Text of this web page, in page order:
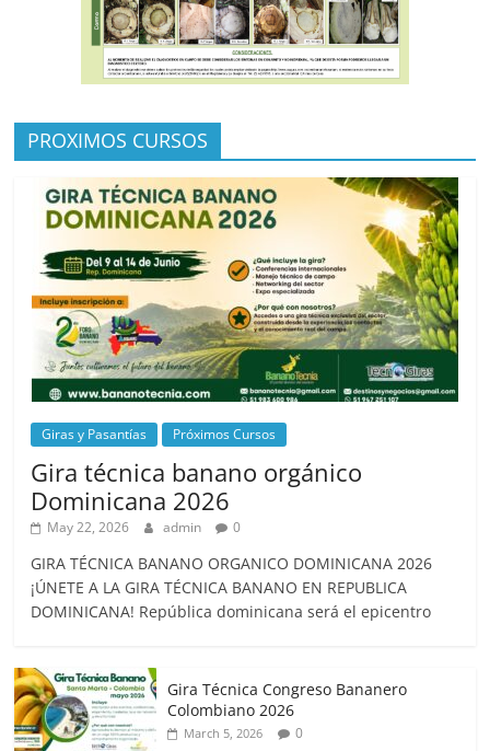
PROXIMOS CURSOS
Giras y Pasantías Próximos Cursos
Gira técnica banano orgánico
Dominicana 2026
May 22, 2026 admin 0
GIRA TÉCNICA BANANO ORGANICO DOMINICANA 2026
¡ÚNETE A LA GIRA TÉCNICA BANANO EN REPUBLICA
DOMINICANA! República dominicana será el epicentro
Gira Técnica Congreso Bananero
Colombiano 2026
March 5, 2026 0